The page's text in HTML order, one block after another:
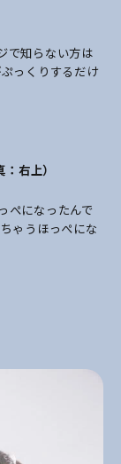
で知らない方は
っくりするだけ
右上）
ぺになったんで
ゃうほっぺにな